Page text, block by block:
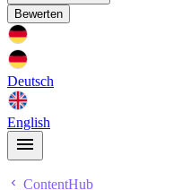
Bewerten
Deutsch
English
ContentHub